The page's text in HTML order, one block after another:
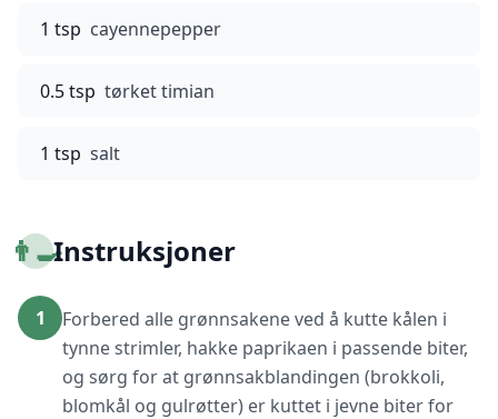
1 tsp cayennepepper
0.5 tsp tørket timian
1 tsp salt
👨‍🍳Instruksjoner
1
Forbered alle grønnsakene ved å kutte kålen i
tynne strimler, hakke paprikaen i passende biter,
og sørg for at grønnsakblandingen (brokkoli,
blomkål og gulrøtter) er kuttet i jevne biter for